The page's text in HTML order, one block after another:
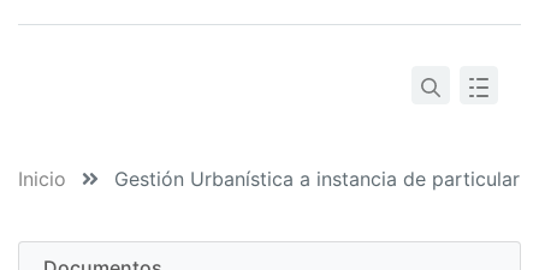
Inicio Gestión Urbanística a instancia de particular